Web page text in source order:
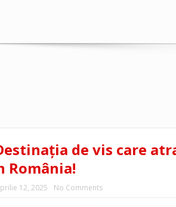
de vis care
România!
12, 2025 No Comments